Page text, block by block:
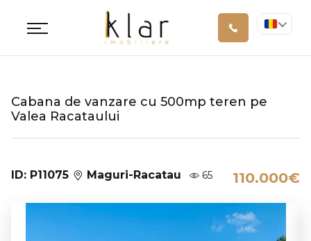
Cabana de vanzare cu 500mp teren pe
Valea Racataului
ID: P11075 Maguri-Racatau 65 110.000€